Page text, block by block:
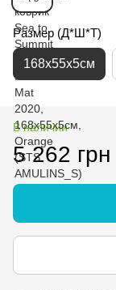
Размер (Д*Ш*Т)
168x55x5см
В наличии
5 262 грн